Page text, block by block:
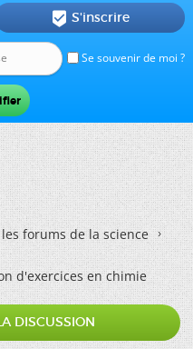
Se souvenir de moi ?
 S'inscrire
forums de la science
d'exercices en chimie
DISCUSSION